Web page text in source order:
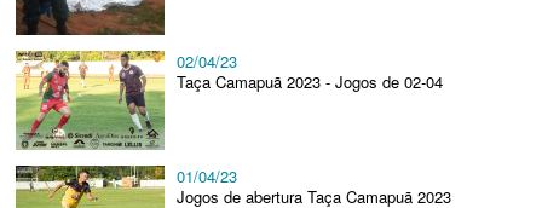
02/04/23
Taça Camapuã 2023 - Jogos de 02-04
01/04/23
Jogos de abertura Taça Camapuã 2023